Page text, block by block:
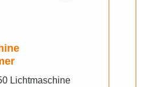
Lichtmaschine